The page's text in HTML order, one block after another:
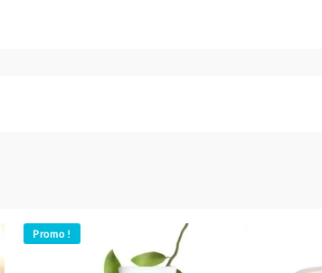
Promo !